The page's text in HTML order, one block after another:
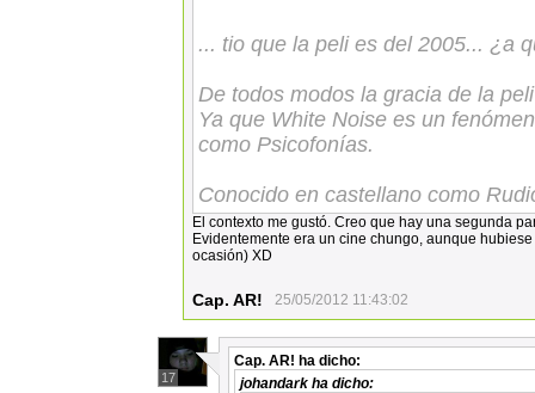
... tio que la peli es del 2005... ¿a
De todos modos la gracia de la
Ya que White Noise es un
como Psicofonías.
Conocido en castellano como
El contexto me gustó. Creo que hay una segunda
Evidentemente era un cine chungo, aunque
ocasión) XD
Cap. AR! 25/05/2012 11:43:02
17
Cap. AR! ha dicho:
johandark ha dicho: